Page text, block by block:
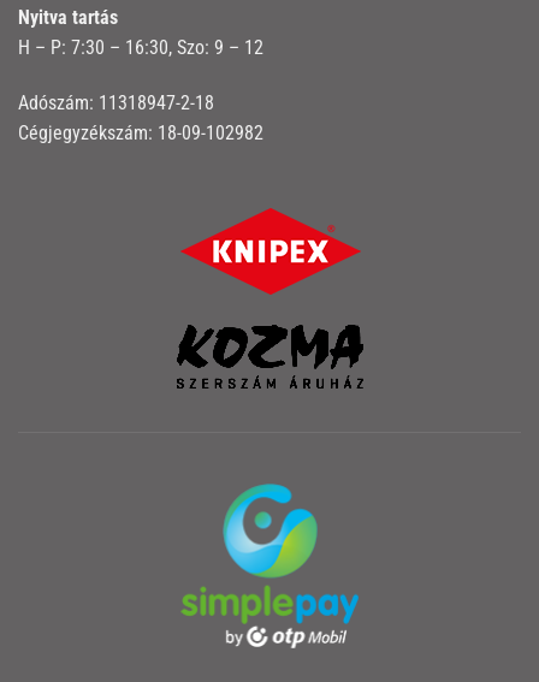
Nyitva tartás
H – P: 7:30 – 16:30, Szo: 9 – 12
Adószám: 11318947-2-18
Cégjegyzékszám: 18-09-102982